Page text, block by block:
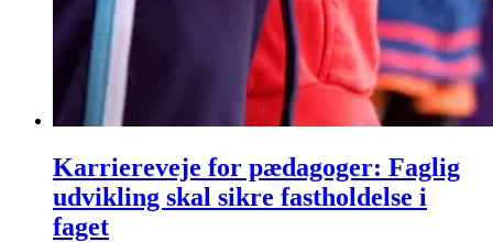
Karriereveje for pædagoger: Faglig
udvikling skal sikre fastholdelse i
faget